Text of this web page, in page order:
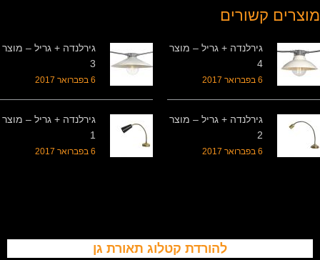
מוצרים קשורים
גירלנדה + גריל – מוצר
4
6 בפברואר 2017
גירלנדה + גריל – מוצר
3
6 בפברואר 2017
גירלנדה + גריל – מוצר
2
6 בפברואר 2017
גירלנדה + גריל – מוצר
1
6 בפברואר 2017
להורדת קטלוג תאורת גן